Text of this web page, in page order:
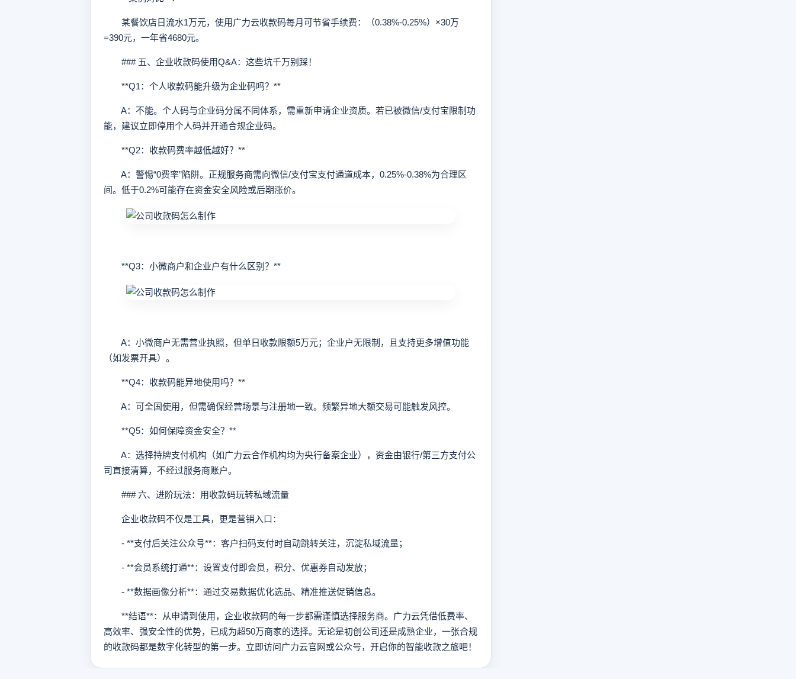
某餐饮店日流水1万元，使用广力云收款码每月可节省手续费：（0.38%-0.25%）×30万
=390元，一年省4680元。
### 五、企业收款码使用Q&A：这些坑千万别踩！
**Q1：个人收款码能升级为企业码吗？**
A：不能。个人码与企业码分属不同体系，需重新申请企业资质。若已被微信/支付宝限制功
能，建议立即停用个人码并开通合规企业码。
**Q2：收款码费率越低越好？**
A：警惕“0费率”陷阱。正规服务商需向微信/支付宝支付通道成本，0.25%-0.38%为合理区
间。低于0.2%可能存在资金安全风险或后期涨价。
**Q3：小微商户和企业户有什么区别？**
A：小微商户无需营业执照，但单日收款限额5万元；企业户无限制，且支持更多增值功能
（如发票开具）。
**Q4：收款码能异地使用吗？**
A：可全国使用，但需确保经营场景与注册地一致。频繁异地大额交易可能触发风控。
**Q5：如何保障资金安全？**
A：选择持牌支付机构（如广力云合作机构均为央行备案企业），资金由银行/第三方支付公
司直接清算，不经过服务商账户。
### 六、进阶玩法：用收款码玩转私域流量
企业收款码不仅是工具，更是营销入口：
- **支付后关注公众号**：客户扫码支付时自动跳转关注，沉淀私域流量；
- **会员系统打通**：设置支付即会员，积分、优惠券自动发放；
- **数据画像分析**：通过交易数据优化选品、精准推送促销信息。
**结语**：从申请到使用，企业收款码的每一步都需谨慎选择服务商。广力云凭借低费率、
高效率、强安全性的优势，已成为超50万商家的选择。无论是初创公司还是成熟企业，一张合规
的收款码都是数字化转型的第一步。立即访问广力云官网或公众号，开启你的智能收款之旅吧！